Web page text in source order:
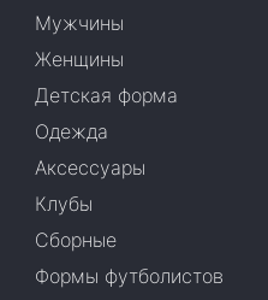
Мужчины
Женщины
Детская форма
Одежда
Аксессуары
Клубы
Сборные
Формы футболистов